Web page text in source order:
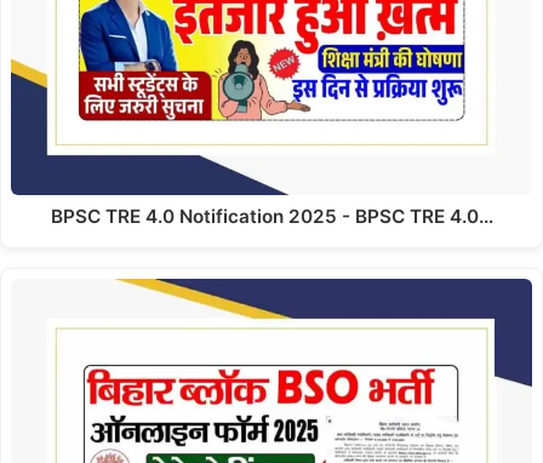
BPSC TRE 4.0 Notification 2025 - BPSC TRE 4.0…